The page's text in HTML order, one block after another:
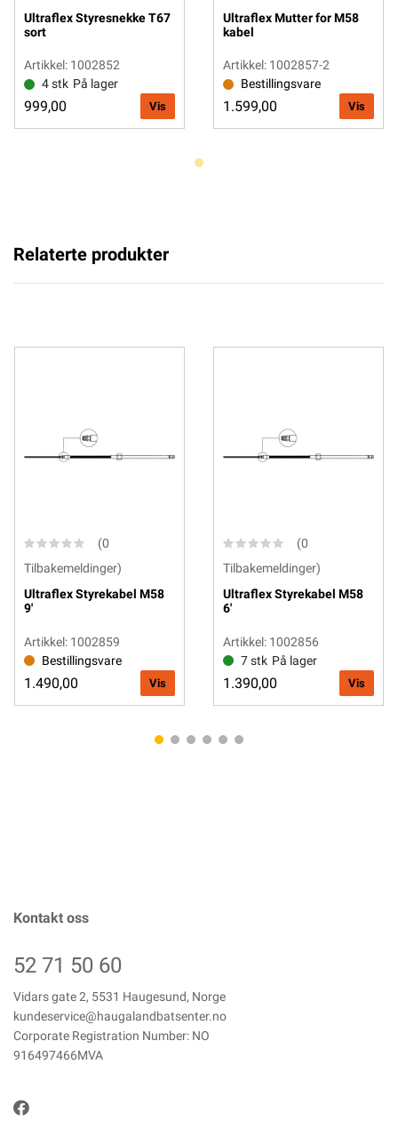
Ultraflex Styresnekke T67
sort
Artikkel: 1002852
4 stk På lager
999,00 Vis
Ultraflex Mutter for M58
kabel
Artikkel: 1002857-2
Bestillingsvare
1.599,00 Vis
Relaterte produkter
(0
Tilbakemeldinger)
Ultraflex Styrekabel M58
9'
Artikkel: 1002859
Bestillingsvare
1.490,00 Vis
(0
Tilbakemeldinger)
Ultraflex Styrekabel M58
6'
Artikkel: 1002856
7 stk På lager
1.390,00 Vis
Kontakt oss
52 71 50 60
Vidars gate 2, 5531 Haugesund, Norge
kundeservice@haugalandbatsenter.no
Corporate Registration Number: NO
916497466MVA